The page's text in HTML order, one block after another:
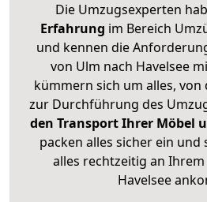
Die Umzugsexperten
Erfahrung im Bereich
und kennen die
von Ulm nach Havelsee
kümmern sich um alles, von
zur Durchführung des
den Transport Ihrer Möbel
packen alles sicher ein und
alles rechtzeitig an
Havelsee